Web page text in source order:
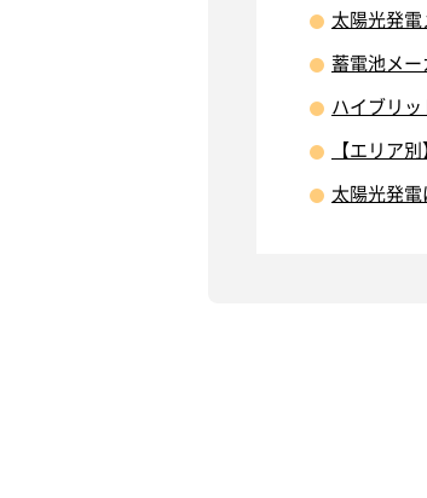
太陽光発
蓄電池メ
ハイブリ
【エリア
太陽光発